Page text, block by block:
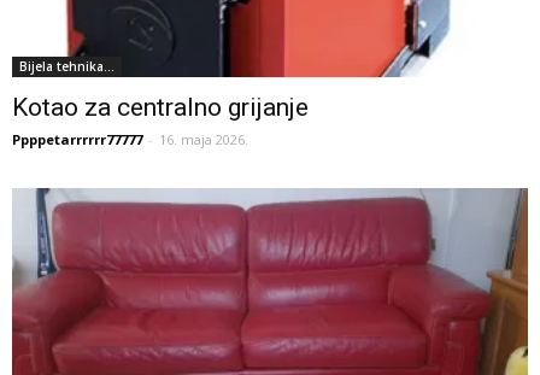
Bijela tehnika...
Kotao za centralno grijanje
Ppppetarrrrrr77777 - 16. maja 2026.